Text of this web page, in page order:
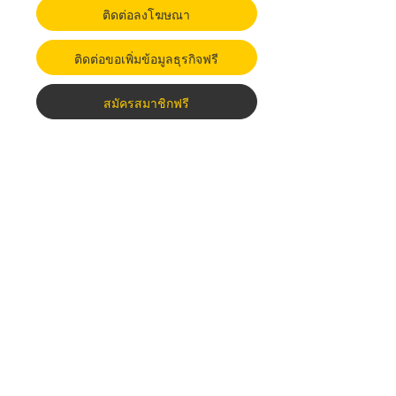
ติดต่อลงโฆษณา
ติดต่อขอเพิ่มข้อมูลธุรกิจฟรี
สมัครสมาชิกฟรี